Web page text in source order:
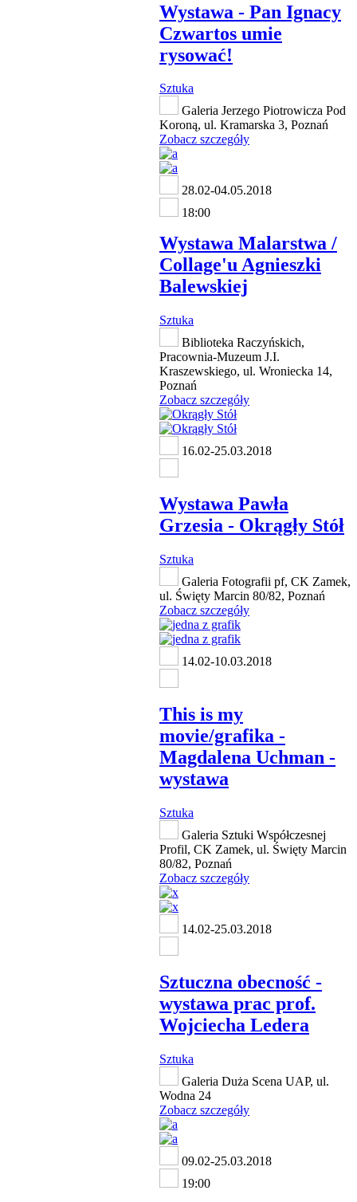
Wystawa - Pan Ignacy
Czwartos umie
rysować!
Sztuka
Galeria Jerzego Piotrowicza Pod
Koroną, ul. Kramarska 3, Poznań
Zobacz szczegóły
28.02-04.05.2018
18:00
Wystawa Malarstwa /
Collage'u Agnieszki
Balewskiej
Sztuka
Biblioteka Raczyńskich,
Pracownia-Muzeum J.I.
Kraszewskiego, ul. Wroniecka 14,
Poznań
Zobacz szczegóły
16.02-25.03.2018
Wystawa Pawła
Grzesia - Okrągły Stół
Sztuka
Galeria Fotografii pf, CK Zamek,
ul. Święty Marcin 80/82, Poznań
Zobacz szczegóły
14.02-10.03.2018
This is my
movie/grafika -
Magdalena Uchman -
wystawa
Sztuka
Galeria Sztuki Współczesnej
Profil, CK Zamek, ul. Święty Marcin
80/82, Poznań
Zobacz szczegóły
14.02-25.03.2018
Sztuczna obecność -
wystawa prac prof.
Wojciecha Ledera
Sztuka
Galeria Duża Scena UAP, ul.
Wodna 24
Zobacz szczegóły
09.02-25.03.2018
19:00